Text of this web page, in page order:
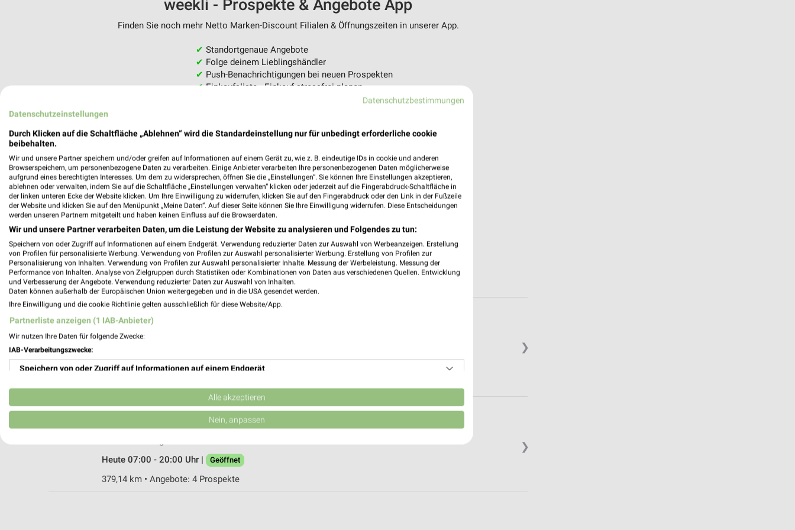
weekli - Prospekte & Angebote App
Finden Sie noch mehr Netto Marken-Discount Filialen & Öffnungszeiten in unserer App.
✔ Standortgenaue Angebote
✔ Folge deinem Lieblingshändler
✔ Push-Benachrichtigungen bei neuen Prospekten
✔Einkaufsliste - Einkauf stressfrei planen
❯
Netto City Nürnberg
Aufseßplatz 11
90459 Nürnberg
Heute 07:00 - 20:00 Uhr | Geöffnet
❯
Netto City Nürnberg
Kopernikusplatz 5
Heute 07:00 - 20:00 Uhr |
Geöffnet
379,14 km • Angebote: 4 Prospekte
Datenschutzbestimmungen
Datenschutzeinstellungen
Durch Klicken auf die Schaltfläche „Ablehnen“ wird die Standardeinstellung nur für unbedingt erforderliche cookie
beibehalten.
Wir und unsere Partner speichern und/oder greifen auf Informationen auf einem Gerät zu, wie z. B. eindeutige IDs in cookie und anderen
Browserspeichern, um personenbezogene Daten zu verarbeiten. Einige Anbieter verarbeiten Ihre personenbezogenen Daten möglicherweise
aufgrund eines berechtigten Interesses. Um dem zu widersprechen, öffnen Sie die „Einstellungen“. Sie können Ihre Einstellungen akzeptieren,
ablehnen oder verwalten, indem Sie auf die Schaltfläche „Einstellungen verwalten“ klicken oder jederzeit auf die Fingerabdruck-Schaltfläche in
der linken unteren Ecke der Website klicken. Um Ihre Einwilligung zu widerrufen, klicken Sie auf den Fingerabdruck oder den Link in der Fußzeile
der Website und klicken Sie auf den Menüpunkt „Meine Daten“. Auf dieser Seite können Sie Ihre Einwilligung widerrufen. Diese Entscheidungen
werden unseren Partnern mitgeteilt und haben keinen Einfluss auf die Browserdaten.
Wir und unsere Partner verarbeiten Daten, um die Leistung der Website zu analysieren und Folgendes zu tun:
Speichern von oder Zugriff auf Informationen auf einem Endgerät. Verwendung reduzierter Daten zur Auswahl von Werbeanzeigen. Erstellung
von Profilen für personalisierte Werbung. Verwendung von Profilen zur Auswahl personalisierter Werbung. Erstellung von Profilen zur
Personalisierung von Inhalten. Verwendung von Profilen zur Auswahl personalisierter Inhalte. Messung der Werbeleistung. Messung der
Performance von Inhalten. Analyse von Zielgruppen durch Statistiken oder Kombinationen von Daten aus verschiedenen Quellen. Entwicklung
und Verbesserung der Angebote. Verwendung reduzierter Daten zur Auswahl von Inhalten.
Daten können außerhalb der Europäischen Union weitergegeben und in die USA gesendet werden.
Ihre Einwilligung und die cookie Richtlinie gelten ausschließlich für diese Website/App.
Partnerliste anzeigen (1 IAB-Anbieter)
Wir nutzen Ihre Daten für folgende Zwecke:
IAB-Verarbeitungszwecke:
Speichern von oder Zugriff auf Informationen auf einem Endgerät
Verwendung reduzierter Daten zur Auswahl von Werbeanzeigen
Erstellung von Profilen für personalisierte Werbung
Erstellung von Profilen zur Personalisierung von Inhalten
Alle akzeptieren
Nein, anpassen